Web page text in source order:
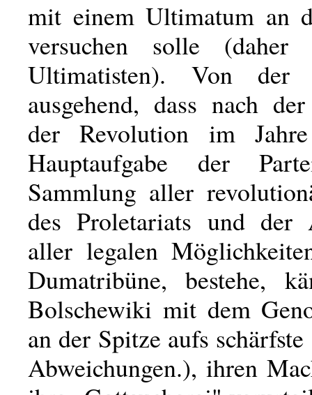
mit einem Ultimatum an
versuchen solle (daher
Ultimatisten). Von der
ausgehend, dass nach
der Revolution im
Hauptaufgabe der
Sammlung aller
des Proletariats und der
aller legalen
Dumatribüne, bestehe,
Bolschewiki mit dem
an der Spitze aufs schärfste
Abweichungen.), ihren